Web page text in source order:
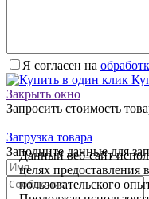
Я согласен на
Закрыть окно
Запросить стоимость
Загрузка товара
Заполните данные для
Данный веб-сайт
целях предоставления
пользовательского